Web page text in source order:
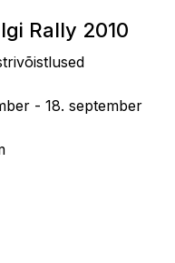
Rally 2010
- 18. september